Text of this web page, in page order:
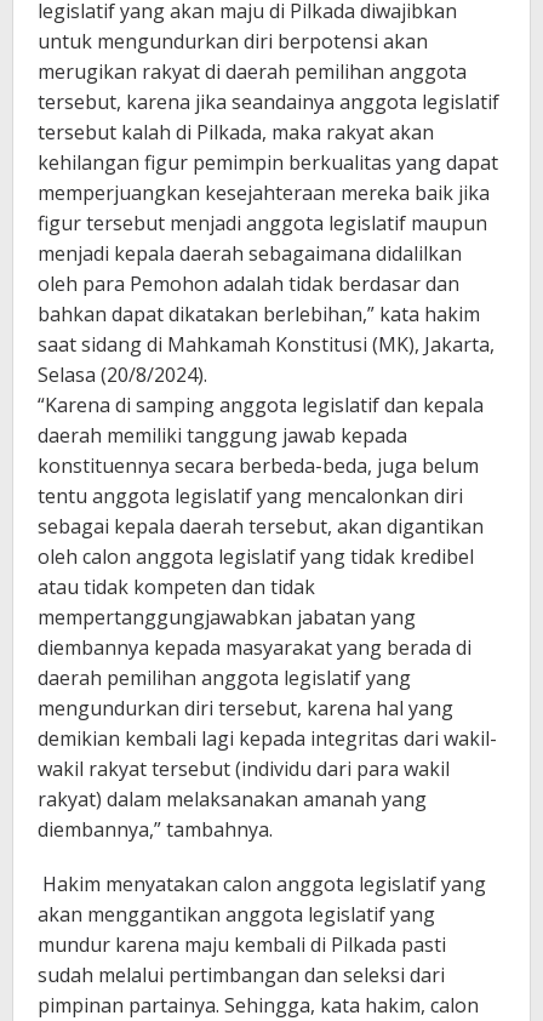
legislatif yang akan maju di Pilkada diwajibkan
untuk mengundurkan diri berpotensi akan
merugikan rakyat di daerah pemilihan anggota
tersebut, karena jika seandainya anggota legislatif
tersebut kalah di Pilkada, maka rakyat akan
kehilangan figur pemimpin berkualitas yang dapat
memperjuangkan kesejahteraan mereka baik jika
figur tersebut menjadi anggota legislatif maupun
menjadi kepala daerah sebagaimana didalilkan
oleh para Pemohon adalah tidak berdasar dan
bahkan dapat dikatakan berlebihan,” kata hakim
saat sidang di Mahkamah Konstitusi (MK), Jakarta,
Selasa (20/8/2024).
“Karena di samping anggota legislatif dan kepala
daerah memiliki tanggung jawab kepada
konstituennya secara berbeda-beda, juga belum
tentu anggota legislatif yang mencalonkan diri
sebagai kepala daerah tersebut, akan digantikan
oleh calon anggota legislatif yang tidak kredibel
atau tidak kompeten dan tidak
mempertanggungjawabkan jabatan yang
diembannya kepada masyarakat yang berada di
daerah pemilihan anggota legislatif yang
mengundurkan diri tersebut, karena hal yang
demikian kembali lagi kepada integritas dari wakil-
wakil rakyat tersebut (individu dari para wakil
rakyat) dalam melaksanakan amanah yang
diembannya,” tambahnya.
Hakim menyatakan calon anggota legislatif yang
akan menggantikan anggota legislatif yang
mundur karena maju kembali di Pilkada pasti
sudah melalui pertimbangan dan seleksi dari
pimpinan partainya. Sehingga, kata hakim, calon